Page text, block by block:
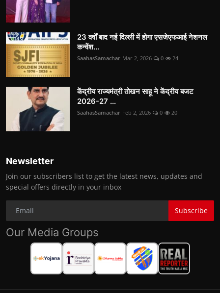
23 वर्षों बाद नई दिल्ली में होगा एसजेएफआई नेशनल
कन्वेंश...
SaahasSamachar Mar 2, 2026 0 24
केंद्रीय राज्यमंत्री तोखन साहू ने केंद्रीय बजट
2026-27 ...
SaahasSamachar Feb 2, 2026 0 20
Newsletter
Join our subscribers list to get the latest news, updates and
special offers directly in your inbox
Subscribe
Our Media Groups